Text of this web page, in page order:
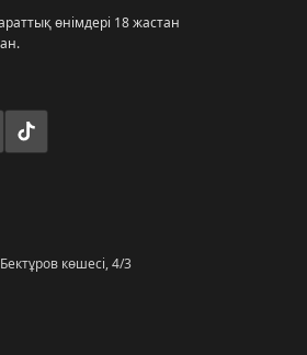
өнімдері 18 жастан
көшесі, 4/3